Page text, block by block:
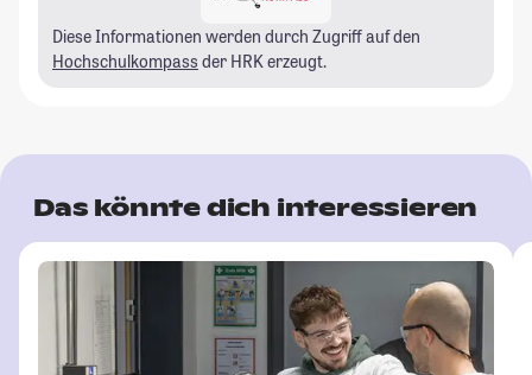
Diese Informationen werden durch Zugriff auf den
Hochschulkompass der HRK erzeugt.
Das könnte dich interessieren